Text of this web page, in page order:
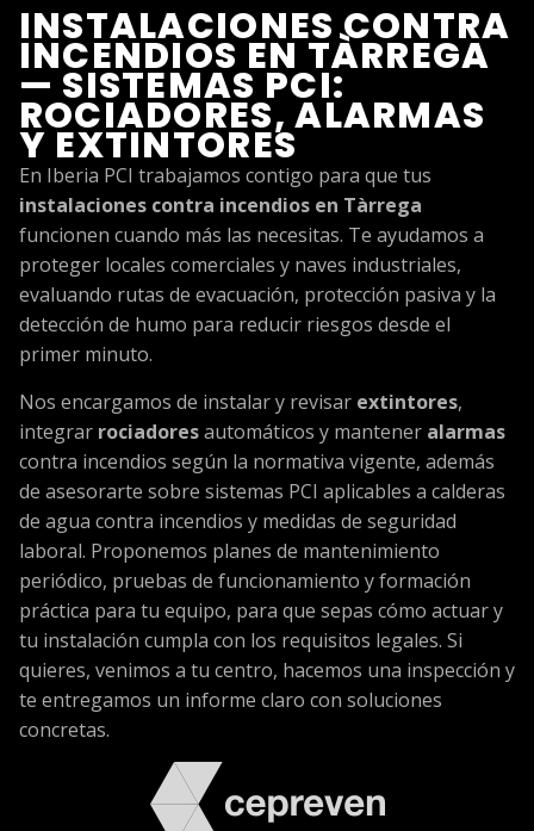
INSTALACIONES CONTRA
INCENDIOS EN TÀRREGA
— SISTEMAS PCI:
ROCIADORES, ALARMAS
Y EXTINTORES
En Iberia PCI trabajamos contigo para que tus
instalaciones contra incendios en Tàrrega
funcionen cuando más las necesitas. Te ayudamos a
proteger locales comerciales y naves industriales,
evaluando rutas de evacuación, protección pasiva y la
detección de humo para reducir riesgos desde el
primer minuto.
Nos encargamos de instalar y revisar extintores,
integrar rociadoresautomáticos y mantener alarmas
contra incendios según la normativa vigente, además
de asesorarte sobre sistemas PCI aplicables a calderas
de agua contra incendios y medidas de seguridad
laboral. Proponemos planes de mantenimiento
periódico, pruebas de funcionamiento y formación
práctica para tu equipo, para que sepas cómo actuar y
tu instalación cumpla con los requisitos legales. Si
quieres, venimos a tu centro, hacemos una inspección y
te entregamos un informe claro con soluciones
concretas.